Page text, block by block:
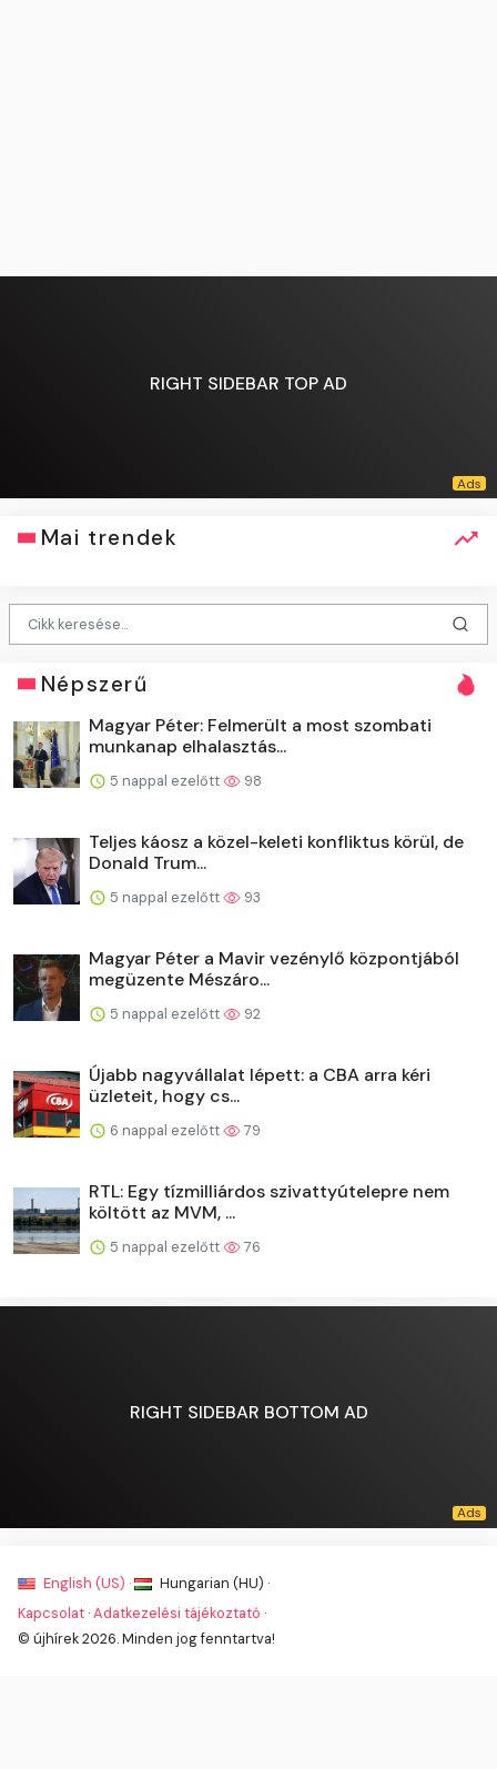
RIGHT SIDEBAR TOP AD
Mai trendek
Népszerű
Magyar Péter: Felmerült a most szombati
munkanap elhalasztás...
5 nappal ezelőtt 98
Teljes káosz a közel-keleti konfliktus körül, de
Donald Trum...
5 nappal ezelőtt 93
Magyar Péter a Mavir vezénylő központjából
megüzente Mészáro...
5 nappal ezelőtt 92
Újabb nagyvállalat lépett: a CBA arra kéri
üzleteit, hogy cs...
6 nappal ezelőtt 79
RTL: Egy tízmilliárdos szivattyútelepre nem
költött az MVM, ...
5 nappal ezelőtt 76
RIGHT SIDEBAR BOTTOM AD
English (US) ·
Hungarian (HU) ·
Kapcsolat ·Adatkezelési tájékoztató ·
© újhírek 2026. Minden jog fenntartva!